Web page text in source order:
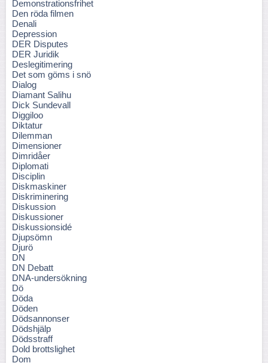
Demonstrationsfrihet
Den röda filmen
Denali
Depression
DER Disputes
DER Juridik
Deslegitimering
Det som göms i snö
Dialog
Diamant Salihu
Dick Sundevall
Diggiloo
Diktatur
Dilemman
Dimensioner
Dimridåer
Diplomati
Disciplin
Diskmaskiner
Diskriminering
Diskussion
Diskussioner
Diskussionsidé
Djupsömn
Djurö
DN
DN Debatt
DNA-undersökning
Dö
Döda
Döden
Dödsannonser
Dödshjälp
Dödsstraff
Dold brottslighet
Dom